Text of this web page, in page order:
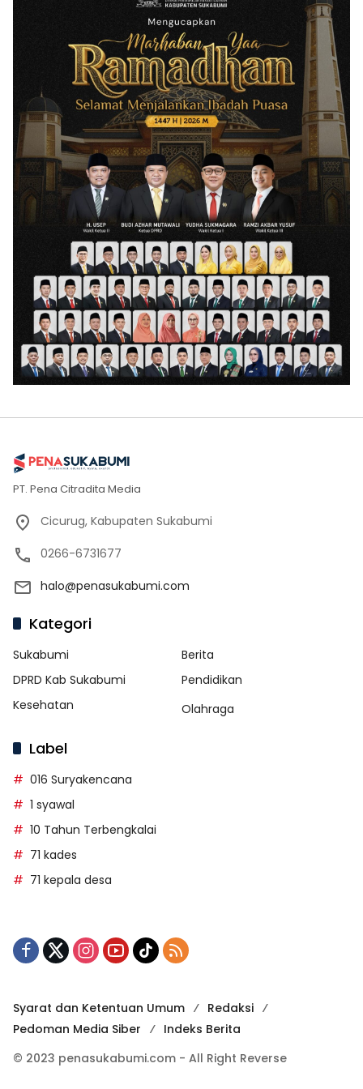
PT. Pena Citradita Media
Cicurug, Kabupaten Sukabumi
0266-6731677
halo@penasukabumi.com
Kategori
Sukabumi
Berita
DPRD Kab Sukabumi
Pendidikan
Kesehatan
Olahraga
Label
016 Suryakencana
1 syawal
10 Tahun Terbengkalai
71 kades
71 kepala desa
Syarat dan Ketentuan Umum
Redaksi
Pedoman Media Siber
Indeks Berita
© 2023 penasukabumi.com - All Right Reverse